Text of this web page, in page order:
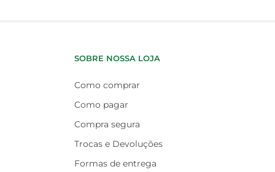
SOBRE NOSSA LOJA
Como comprar
Como pagar
Compra segura
Trocas e Devoluções
Formas de entrega